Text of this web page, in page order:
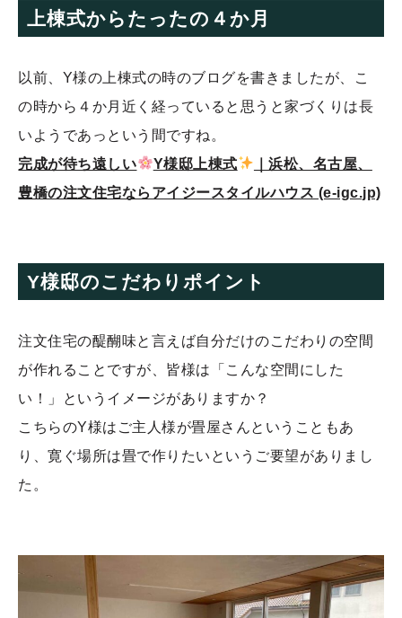
上棟式からたったの４か月
以前、Y様の上棟式の時のブログを書きましたが、こ
の時から４か月近く経っていると思うと家づくりは長
いようであっという間ですね。
完成が待ち遠しい
Y様邸上棟式
｜浜松、名古屋、
豊橋の注文住宅ならアイジースタイルハウス (e-igc.jp)
Y様邸のこだわりポイント
注文住宅の醍醐味と言えば自分だけのこだわりの空間
が作れることですが、皆様は「こんな空間にした
い！」というイメージがありますか？
こちらのY様はご主人様が畳屋さんということもあ
り、寛ぐ場所は畳で作りたいというご要望がありまし
た。